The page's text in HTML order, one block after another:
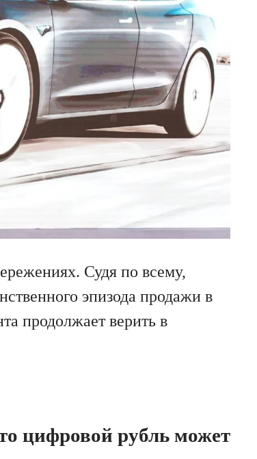
Судя по всему,
эпизода продажи в
продолжает верить в
цифровой рубль может